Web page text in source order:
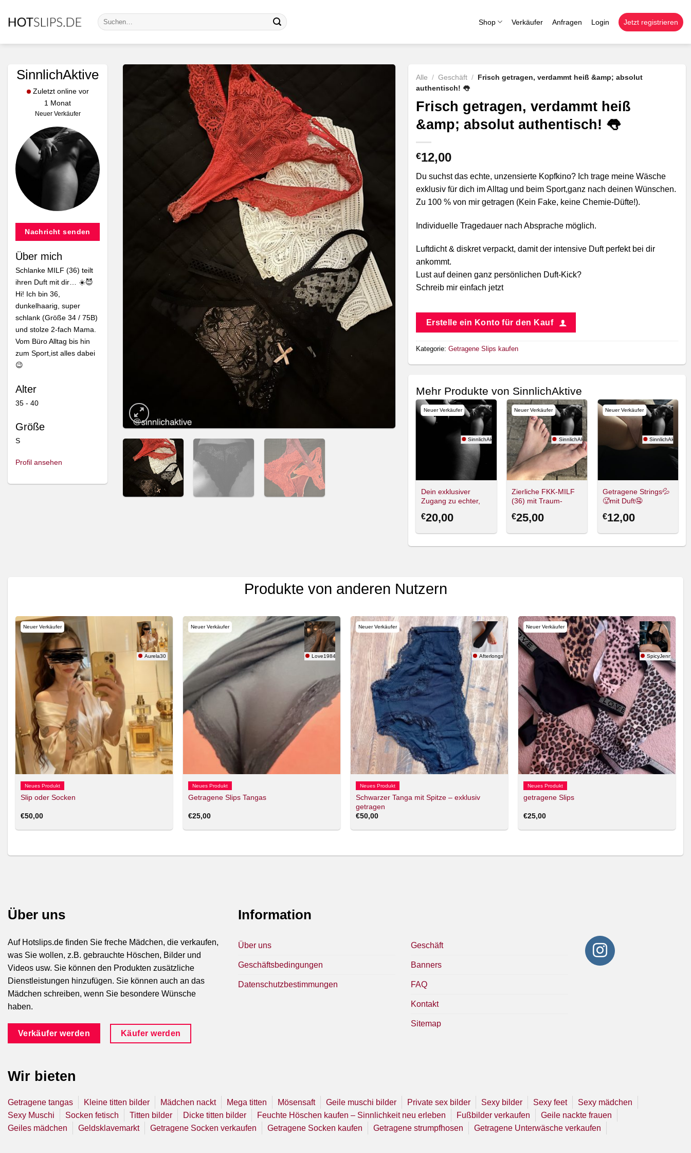
Inhalt
Suche
nach:
Shop Verkäufer Anfragen Login Jetzt registrieren
SinnlichAktive
Zuletzt online vor
1 Monat
Neuer Verkäufer
Nachricht senden
Über mich
Schlanke MILF (36) teilt
ihren Duft mit dir… ☀️😈
Hi! Ich bin 36,
dunkelhaarig, super
schlank (Größe 34 / 75B)
und stolze 2-fach Mama.
Vom Büro Alltag bis hin
zum Sport,ist alles dabei
😉
Alter
35 - 40
Größe
S
Profil ansehen
Alle / Geschäft /
Frisch getragen, verdammt heiß &amp; absolut
authentisch! 👅
Frisch getragen, verdammt heiß
&amp; absolut authentisch! 👅
€12,00
Du suchst das echte, unzensierte Kopfkino? Ich trage meine Wäsche
exklusiv für dich im Alltag und beim Sport,ganz nach deinen Wünschen.
Zu 100 % von mir getragen (Kein Fake, keine Chemie-Düfte!).
Individuelle Tragedauer nach Absprache möglich.
Luftdicht & diskret verpackt, damit der intensive Duft perfekt bei dir
ankommt.
Lust auf deinen ganz persönlichen Duft-Kick?
Schreib mir einfach jetzt
Erstelle ein Konto für den Kauf
Kategorie: Getragene Slips kaufen
Mehr Produkte von SinnlichAktive
Neuer Verkäufer
SinnlichAktive
Dein exklusiver
Zugang zu echter,
🌟
€20,00
Neuer Verkäufer
SinnlichAktive
Zierliche FKK-MILF
(36) mit Traum-
✨
€25,00
Neuer Verkäufer
SinnlichAktive
Getragene Strings💦
🥵mit Duft🤤
€12,00
Produkte von anderen Nutzern
Neuer Verkäufer
Aurela30
Neues Produkt
Slip oder Socken
€50,00
Neuer Verkäufer
Love1984
Neues Produkt
Getragene Slips Tangas
€25,00
Neuer Verkäufer
Afterlongshift
Neues Produkt
Schwarzer Tanga mit Spitze – exklusiv
getragen
€50,00
Neuer Verkäufer
SpicyJenny
Neues Produkt
getragene Slips
€25,00
Über uns
Auf Hotslips.de finden Sie freche Mädchen, die verkaufen,
was Sie wollen, z.B. gebrauchte Höschen, Bilder und
Videos usw. Sie können den Produkten zusätzliche
Dienstleistungen hinzufügen. Sie können auch an das
Mädchen schreiben, wenn Sie besondere Wünsche
haben.
Verkäufer werden Käufer werden
Information
Über uns
Geschäftsbedingungen
Datenschutzbestimmungen
Geschäft
Banners
FAQ
Kontakt
Sitemap
Wir bieten
Getragene tangas Kleine titten bilder Mädchen nackt Mega titten Mösensaft Geile muschi bilder Private sex bilder Sexy bilder Sexy feet
Sexy mädchen
Sexy Muschi
Socken fetisch Titten bilder Dicke titten bilder Feuchte Höschen kaufen – Sinnlichkeit neu erleben Fußbilder verkaufen
Geile nackte frauen
Geiles mädchen
Geldsklavemarkt Getragene Socken verkaufen Getragene Socken kaufen Getragene strumpfhosen Getragene Unterwäsche verkaufen